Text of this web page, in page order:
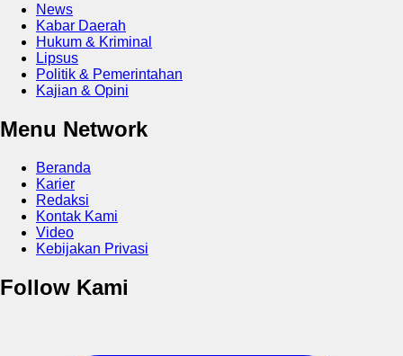
News
Kabar Daerah
Hukum & Kriminal
Lipsus
Politik & Pemerintahan
Kajian & Opini
Menu Network
Beranda
Karier
Redaksi
Kontak Kami
Video
Kebijakan Privasi
Follow Kami